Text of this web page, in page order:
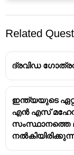
Related
ദ്രവിഡ
ഇന്ത്യയുടെ
എൻ എസ്
സംസ്ഥാനത്തെ